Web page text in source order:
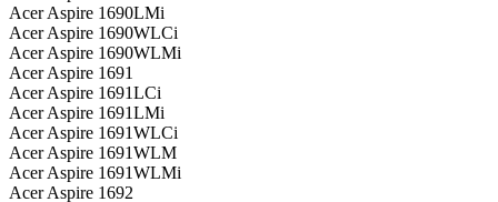
Acer Aspire 1690LMi
Acer Aspire 1690WLCi
Acer Aspire 1690WLMi
Acer Aspire 1691
Acer Aspire 1691LCi
Acer Aspire 1691LMi
Acer Aspire 1691WLCi
Acer Aspire 1691WLM
Acer Aspire 1691WLMi
Acer Aspire 1692